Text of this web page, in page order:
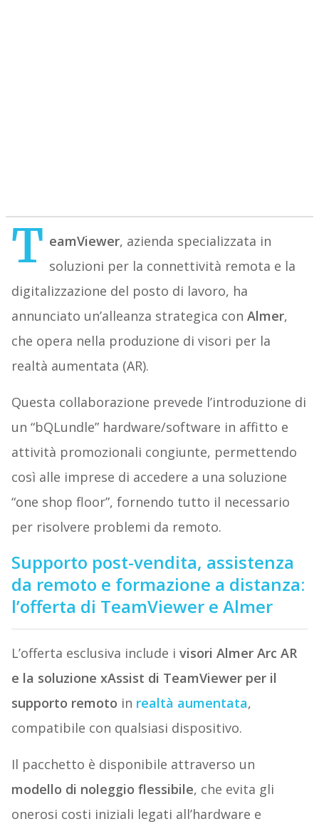
T eamViewer, azienda specializzata in
soluzioni per la connettività remota e la
digitalizzazione del posto di lavoro, ha
annunciato un’alleanza strategica con Almer,
che opera nella produzione di visori per la
realtà aumentata (AR).
Questa collaborazione prevede l’introduzione di
un “bQLundle” hardware/software in affitto e
attività promozionali congiunte, permettendo
così alle imprese di accedere a una soluzione
“one shop floor”, fornendo tutto il necessario
per risolvere problemi da remoto.
Supporto post-vendita, assistenza
da remoto e formazione a distanza:
l’offerta di TeamViewer e Almer
L’offerta esclusiva include i visori Almer Arc AR
e la soluzione xAssist di TeamViewer per il
supporto remoto in realtà aumentata,
compatibile con qualsiasi dispositivo.
Il pacchetto è disponibile attraverso un
modello di noleggio flessibile, che evita gli
onerosi costi iniziali legati all’hardware e